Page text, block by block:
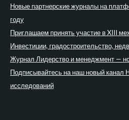
Новые партнерские журналы на
году
Приглашаем принять участие в XIII
Инвестиции, градостроительство,
Журнал Лидерство и менеджмент —
Подписывайтесь на наш новый канал
исследований